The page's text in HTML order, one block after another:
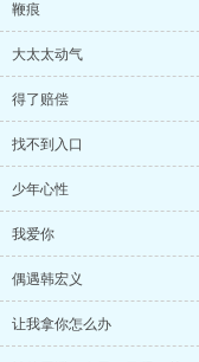
鞭痕
大太太动气
得了赔偿
找不到入口
少年心性
我爱你
偶遇韩宏义
让我拿你怎么办